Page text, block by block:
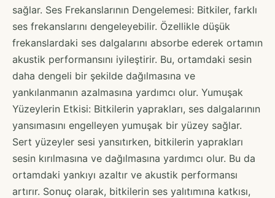
sağlar. Ses Frekanslarının Dengelemesi: Bitkiler, farklı
ses frekanslarını dengeleyebilir. Özellikle düşük
frekanslardaki ses dalgalarını absorbe ederek ortamın
akustik performansını iyileştirir. Bu, ortamdaki sesin
daha dengeli bir şekilde dağılmasına ve
yankılanmanın azalmasına yardımcı olur. Yumuşak
Yüzeylerin Etkisi: Bitkilerin yaprakları, ses dalgalarının
yansımasını engelleyen yumuşak bir yüzey sağlar.
Sert yüzeyler sesi yansıtırken, bitkilerin yaprakları
sesin kırılmasına ve dağılmasına yardımcı olur. Bu da
ortamdaki yankıyı azaltır ve akustik performansı
artırır. Sonuç olarak, bitkilerin ses yalıtımına katkısı,